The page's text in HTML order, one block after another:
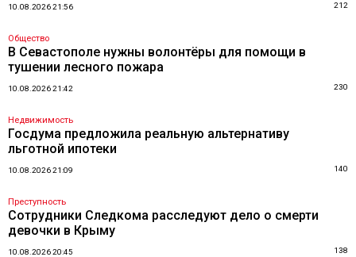
10.08.2026 21:56 212
Общество
В Севастополе нужны волонтёры для помощи в
тушении лесного пожара
10.08.2026 21:42 230
Недвижимость
Госдума предложила реальную альтернативу
льготной ипотеки
10.08.2026 21:09 140
Преступность
Сотрудники Следкома расследуют дело о смерти
девочки в Крыму
10.08.2026 20:45 138